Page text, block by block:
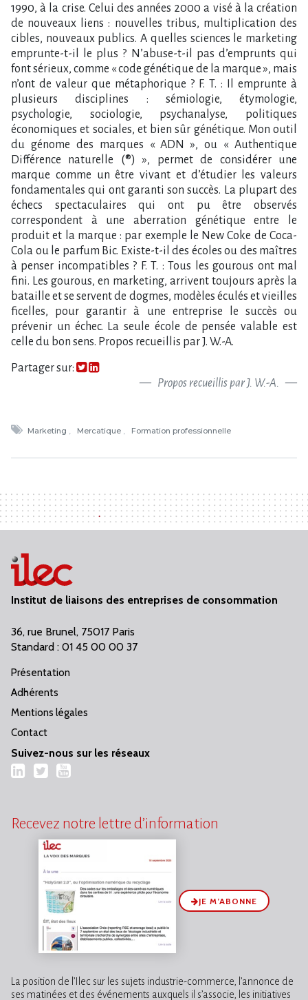
1990, à la crise. Celui des années 2000 a visé à la création
de nouveaux liens : nouvelles tribus, multiplication des
cibles, nouveaux publics. A quelles sciences le marketing
emprunte-t-il le plus ? N’abuse-t-il pas d’emprunts qui
font sérieux, comme « code génétique de la marque », mais
n’ont de valeur que métaphorique ? F. T. : Il emprunte à
plusieurs disciplines : sémiologie, étymologie,
psychologie, sociologie, psychanalyse, politiques
économiques et sociales, et bien sûr génétique. Mon outil
du génome des marques « ADN », ou « Authentique
Différence naturelle (®) », permet de considérer une
marque comme un être vivant et d’étudier les valeurs
fondamentales qui ont garanti son succès. La plupart des
échecs spectaculaires qui ont pu être observés
correspondent à une aberration génétique entre le
produit et la marque : par exemple le New Coke de Coca-
Cola ou le parfum Bic. Existe-t-il des écoles ou des maîtres
à penser incompatibles ? F. T. : Tous les gourous ont mal
fini. Les gourous, en marketing, arrivent toujours après la
bataille et se servent de dogmes, modèles éculés et vieilles
ficelles, pour garantir à une entreprise le succès ou
prévenir un échec. La seule école de pensée valable est
celle du bon sens. Propos recueillis par J. W.-A.
Partager sur:
Propos recueillis par J. W.-A.
Marketing Mercatique Formation professionnelle
Institut de liaisons des entreprises de consommation
36, rue Brunel, 75017 Paris
Standard : 01 45 00 00 37
Présentation
Adhérents
Mentions légales
Contact
Suivez-nous sur les réseaux
LinkedIn
TwitterYouTube
Recevez notre lettre d’information
JE M’ABONNE
La position de l’Ilec sur les sujets industrie-commerce, l’annonce de
ses matinées et des événements auxquels il s’associe, les initiatives